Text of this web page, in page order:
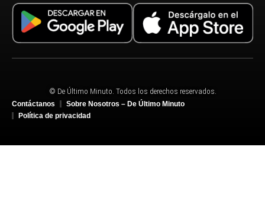
© De Último Minuto. Todos los derechos reservados.
Contáctanos
Sobre Nosotros – De Último Minuto
Política de privacidad